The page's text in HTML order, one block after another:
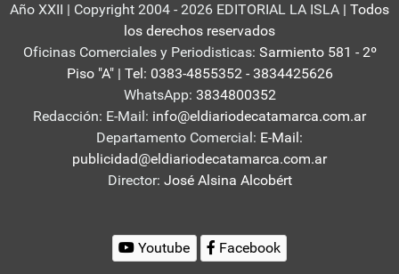
Año XXII | Copyright 2004 - 2026 EDITORIAL LA ISLA | Todos
los derechos reservados
Oficinas Comerciales y Periodisticas: Sarmiento 581 - 2º
Piso "A" | Tel: 0383-4855352 - 3834425626
WhatsApp: 3834800352
Redacción: E-Mail: info@eldiariodecatamarca.com.ar
Departamento Comercial: E-Mail:
publicidad@eldiariodecatamarca.com.ar
Director: José Alsina Alcobért
Youtube Facebook